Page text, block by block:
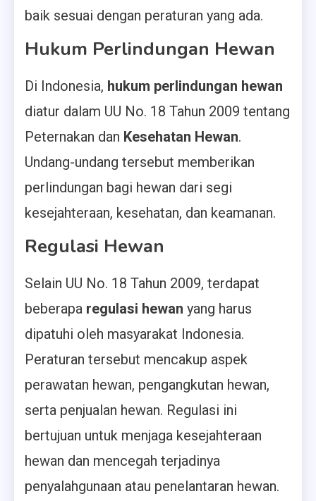
baik sesuai dengan peraturan yang ada.
Hukum Perlindungan Hewan
Di Indonesia, hukum perlindungan hewan
diatur dalam UU No. 18 Tahun 2009 tentang
Peternakan dan Kesehatan Hewan.
Undang-undang tersebut memberikan
perlindungan bagi hewan dari segi
kesejahteraan, kesehatan, dan keamanan.
Regulasi Hewan
Selain UU No. 18 Tahun 2009, terdapat
beberapa regulasi hewan yang harus
dipatuhi oleh masyarakat Indonesia.
Peraturan tersebut mencakup aspek
perawatan hewan, pengangkutan hewan,
serta penjualan hewan. Regulasi ini
bertujuan untuk menjaga kesejahteraan
hewan dan mencegah terjadinya
penyalahgunaan atau penelantaran hewan.